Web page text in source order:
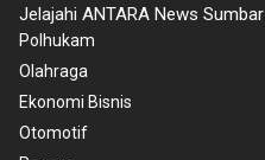
Jelajahi ANTARA News Sumbar
Polhukam
Olahraga
Ekonomi Bisnis
Otomotif